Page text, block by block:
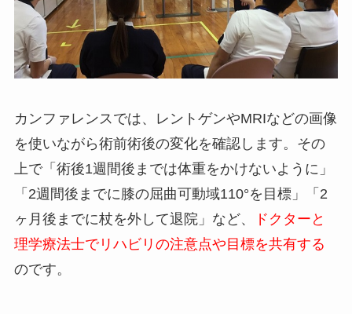
カンファレンスでは、レントゲンやMRIなどの画像
を使いながら術前術後の変化を確認します。その
上で「術後1週間後までは体重をかけないように」
「2週間後までに膝の屈曲可動域110°を目標」「2
ヶ月後までに杖を外して退院」など、
ドクターと
理学療法士でリハビリの注意点や目標を共有する
のです。